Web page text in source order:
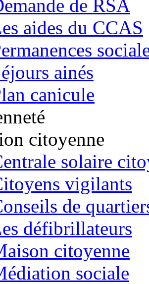
de RSA
aides du CCAS
ainés
canicule
citoyenne
solaire
vigilants
de
défibrillateurs
citoyenne
sociale